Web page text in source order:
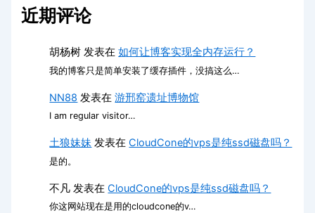
近期评论
胡杨树 发表在如何让博客实现全内存运行？
我的博客只是简单安装了缓存插件，没搞这么…
NN88 发表在游邢窑遗址博物馆
I am regular visitor…
土狼妹妹 发表在CloudCone的vps是纯ssd磁盘吗？
是的。
不凡 发表在CloudCone的vps是纯ssd磁盘吗？
你这网站现在是用的cloudcone的v…